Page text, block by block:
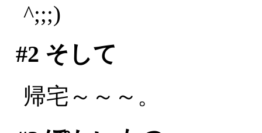
^;;;)
#2 そして
帰宅～～～。